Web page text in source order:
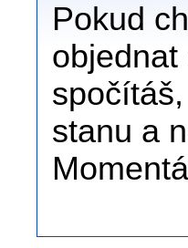
Pokud
objednat
stanu a